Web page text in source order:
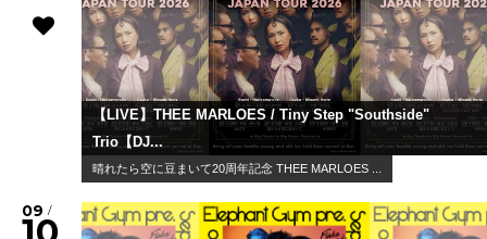
【LIVE】THEE MARLOES / Tiny Step "Southside"
Trio【DJ...
晴れたら空に豆まいて20周年記念 THEE MARLOES ...
09 /